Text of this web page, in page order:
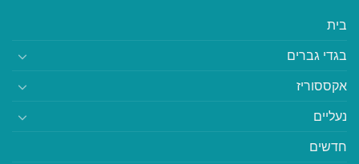
בית
בגדי גברים
אקססוריז
נעליים
חדשים